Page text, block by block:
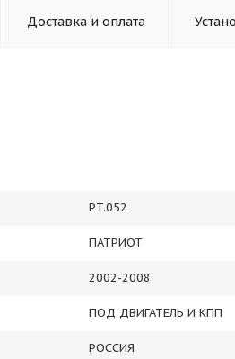
Доставка и оплата
PT.052
ПАТРИОТ
2002-2008
ПОД ДВИГАТЕЛЬ И КПП
РОССИЯ